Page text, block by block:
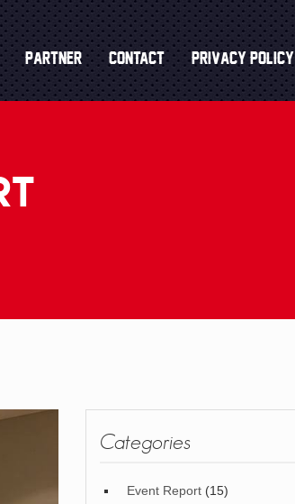
Partner Contact Privacy Policy
-->
Categories
Event Report (15)